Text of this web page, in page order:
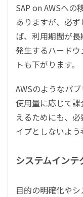
SAP on AWSへの
ありますが、必
ば、利用期間が
発生するハード
トも下がります。
AWSのようなパ
使用量に応じて
えるためにも、
イプとしないよう
システムイン
目的の明確化や